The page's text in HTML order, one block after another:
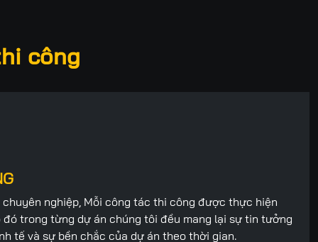
công
nghiệp, Mỗi công tác thi công được thực hiện
trong từng dự án chúng tôi đều mang lại sự tin tưởng
tế và sự bền chắc của dự án theo thời gian.